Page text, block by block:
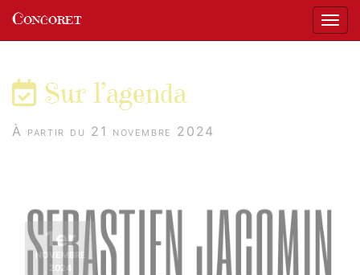
Concoret
Sur l’agenda
À partir du 21 novembre 2024
1er
NOVEMBRE
2024
Panneau de gestion des cookies